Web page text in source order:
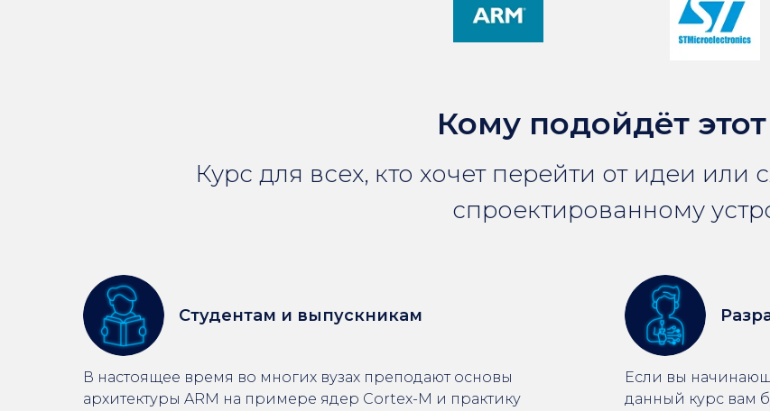
Кому подойдёт
Курс для всех, кто хочет перейти от идеи или
спроектированному
Студентам и выпускникам
​В настоящее время во многих вузах преподают основы
архитектуры ARM на примере ядер Cortex-M и практику
Если вы
данный курс вам